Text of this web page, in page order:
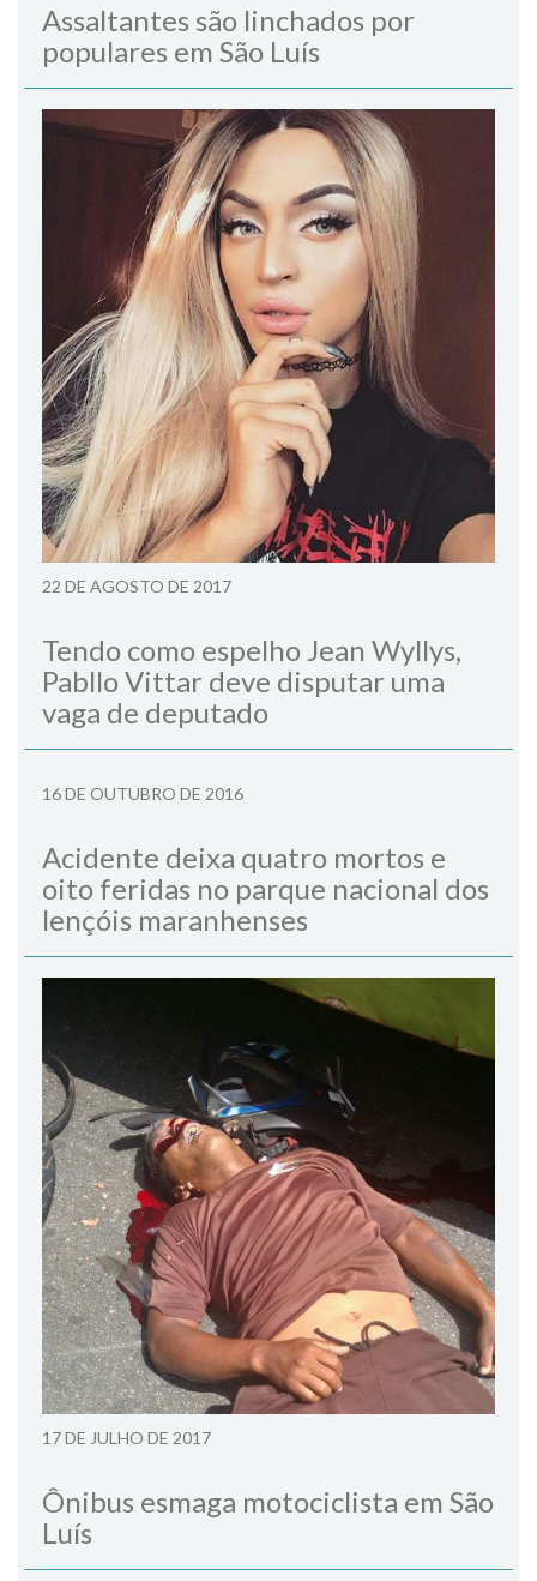
Assaltantes são linchados por
populares em São Luís
22 DE AGOSTO DE 2017
Tendo como espelho Jean Wyllys,
Pabllo Vittar deve disputar uma
vaga de deputado
16 DE OUTUBRO DE 2016
Acidente deixa quatro mortos e
oito feridas no parque nacional dos
lençóis maranhenses
17 DE JULHO DE 2017
Ônibus esmaga motociclista em São
Luís